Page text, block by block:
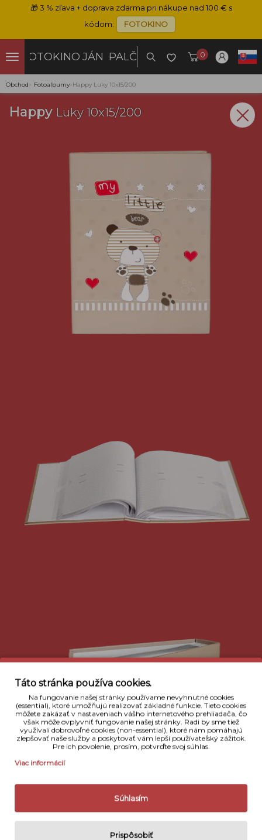
🎁3 % zľava + doprava zdarma pri nákupe nad 100 € s
kódom:
FOTOKINO
FOTOKINO JÁN PALČO 0
Obchod › Fotoalbumy› Happy Luky 10x15/200
Happy Luky 10x15/200
Táto stránka používa cookies.
Na fungovanie našej stránky používame nevyhnutné cookies
(essential), ktoré umožňujú realizovať základné funkcie. Tieto cookies
môžete zakázať v nastaveniach vášho internetového prehliadača, čo
však môže ovplyvniť fungovanie našej stránky. Radi by sme tiež
využívali dobrovoľné cookies (non-essential), ktoré nám pomáhajú
zlepšovať naše služby a poskytovať vám lepší používateľský zážitok.
Pre ich povolenie, prosím, potvrďte svoj súhlas.
Viac informácií
Súhlasím
Prispôsobiť